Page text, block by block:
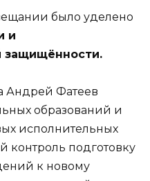
было уделено
и
защищённости.
Андрей Фатеев
образований и
исполнительных
контроль подготовку
к новому